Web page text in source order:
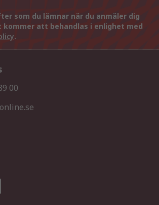
som du lämnar när du anmäler dig
att behandlas i enlighet med
.
00